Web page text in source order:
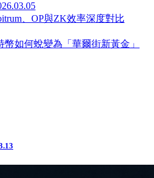
、OP與ZK效率深度對比
如何蛻變為「華爾街新黃金」